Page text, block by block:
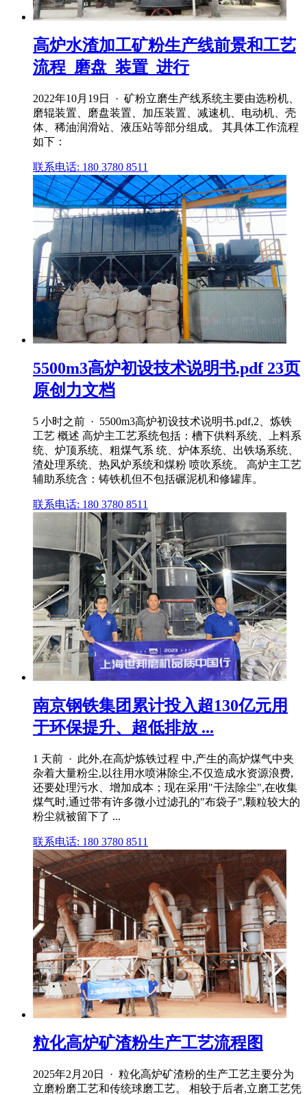
高炉水渣加工矿粉生产线前景和工艺
流程_磨盘_装置_进行
2022年10月19日 · 矿粉立磨生产线系统主要由选粉机、
磨辊装置、磨盘装置、加压装置、减速机、电动机、壳
体、稀油润滑站、液压站等部分组成。 其具体工作流程
如下：
联系电话: 180 3780 8511
5500m3高炉初设技术说明书.pdf 23页
原创力文档
5 小时之前 · 5500m3高炉初设技术说明书.pdf,2、炼铁
工艺 概述 高炉主工艺系统包括：槽下供料系统、上料系
统、炉顶系统、粗煤气系 统、炉体系统、出铁场系统、
渣处理系统、热风炉系统和煤粉 喷吹系统。 高炉主工艺
辅助系统含：铸铁机但不包括碾泥机和修罐库。
联系电话: 180 3780 8511
南京钢铁集团累计投入超130亿元用
于环保提升、超低排放 ...
1 天前 · 此外,在高炉炼铁过程 中,产生的高炉煤气中夹
杂着大量粉尘,以往用水喷淋除尘,不仅造成水资源浪费,
还要处理污水、增加成本；现在采用"干法除尘",在收集
煤气时,通过带有许多微小过滤孔的"布袋子",颗粒较大的
粉尘就被留下了 ...
联系电话: 180 3780 8511
粒化高炉矿渣粉生产工艺流程图
2025年2月20日 · 粒化高炉矿渣粉的生产工艺主要分为
立磨粉磨工艺和传统球磨工艺。 相较于后者,立磨工艺凭